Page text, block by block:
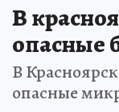
В
опасные
В
опасные